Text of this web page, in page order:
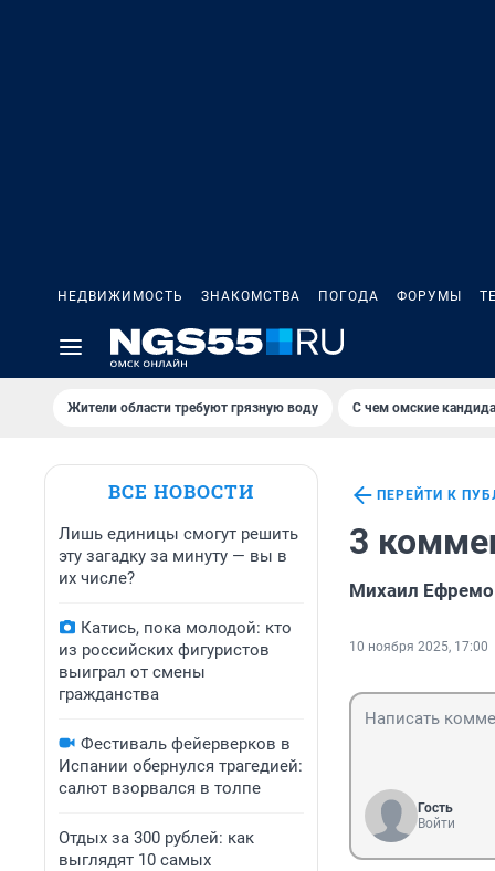
НЕДВИЖИМОСТЬ ЗНАКОМСТВА ПОГОДА ФОРУМЫ
Жители области требуют грязную воду С чем омские
ВСЕ НОВОСТИ
Лишь единицы смогут решить
эту загадку за минуту — вы в
их числе?
Катись, пока молодой: кто
из российских фигуристов
выиграл от смены
гражданства
Фестиваль фейерверков в
Испании обернулся трагедией:
салют взорвался в толпе
Отдых за 300 рублей: как
выглядят 10 самых
ПЕРЕЙТИ К
3
Михаил
10 ноября 2025, 17:00
Гость
Войти